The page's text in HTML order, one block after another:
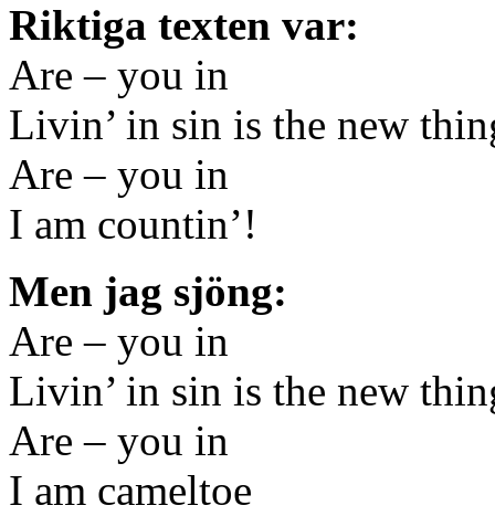
Riktiga texten var:
Are – you in
Livin’ in sin is the new
Are – you in
I am countin’!
Men jag sjöng:
Are – you in
Livin’ in sin is the new
Are – you in
I am cameltoe